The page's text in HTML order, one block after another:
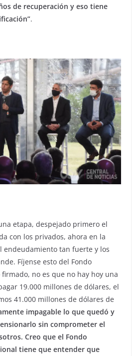
de recuperación y eso tiene
.
etapa, despejado primero el
con los privados, ahora en la
endeudamiento tan fuerte y los
Fíjense esto del Fondo
no es que no hay hoy una
19.000 millones de dólares, el
41.000 millones de dólares de
impagable lo que quedó y
sin comprometer el
Creo que el Fondo
tiene que entender que